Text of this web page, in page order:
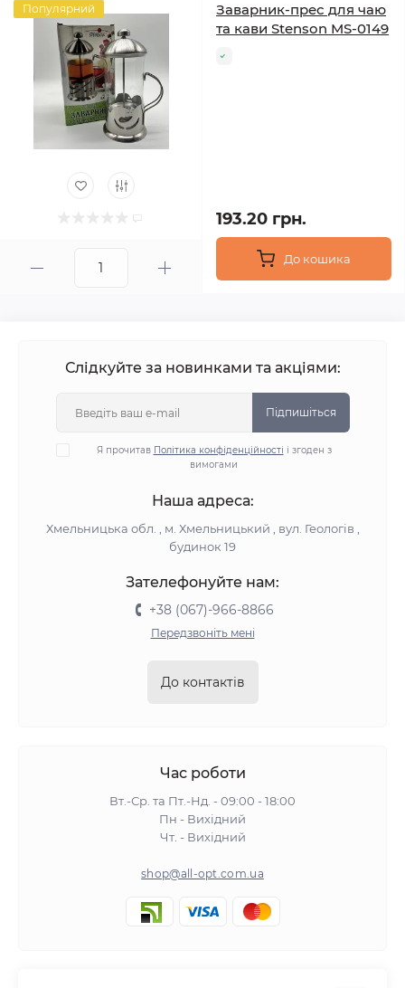
Популярний
Заварник-прес для чаю
та кави Stenson MS-0149
193.20 грн.
До кошика
Слідкуйте за новинками та акціями:
Підпишіться
Я прочитав Політика конфіденційності і згоден з
вимогами
Наша адреса:
Хмельницька обл. , м. Хмельницький , вул. Геологів ,
будинок 19
Зателефонуйте нам:
+38 (067)-966-8866
Передзвоніть мені
До контактів
Час роботи
Вт.-Ср. та Пт.-Нд. - 09:00 - 18:00
Пн - Вихідний
Чт. - Вихідний
shop@all-opt.com.ua